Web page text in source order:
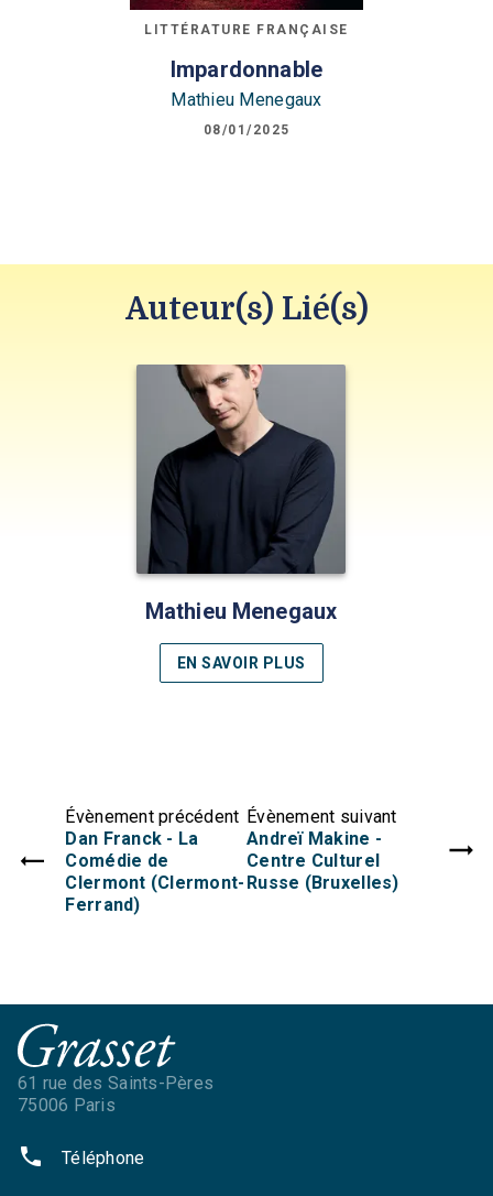
LITTÉRATURE FRANÇAISE
Impardonnable
Mathieu Menegaux
08/01/2025
Auteur(s) Lié(s)
Mathieu Menegaux
EN SAVOIR PLUS
Évènement précédent
Dan Franck - La
Comédie de
Clermont (Clermont-
Ferrand)
Évènement suivant
Andreï Makine -
Centre Culturel
Russe (Bruxelles)
61 rue des Saints-Pères
75006 Paris
phone Téléphone